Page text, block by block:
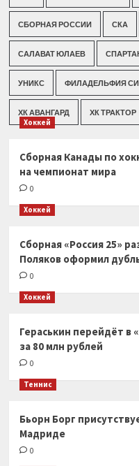
СБОРНАЯ РОССИИ СКА
САЛАВАТ ЮЛАЕВ
УНИКС ФИЛАДЕЛЬФИЯ
ХК АВАНГАРД ХК ТРАКТОР
Хоккей
Сборная Канады по
на чемпионат мира
0
Хоккей
Сборная «Россия 25»
Поляков оформил
0
Хоккей
Гераськин перейдёт в
за 80 млн рублей
0
Теннис
Бьорн Борг
Мадриде
0